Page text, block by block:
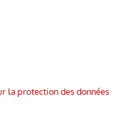
la protection des données